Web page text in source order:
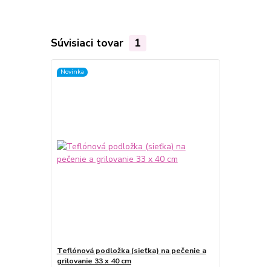
Súvisiaci tovar 1
Novinka
Teflónová podložka (sieťka) na pečenie a
grilovanie 33 x 40 cm